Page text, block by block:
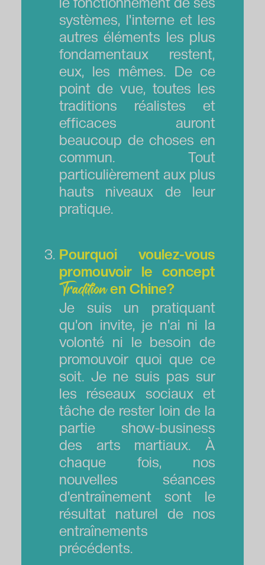
systèmes, l'interne et les
autres éléments les plus
fondamentaux restent,
eux, les mêmes. De ce
point de vue, toutes les
traditions réalistes et
efficaces auront
beaucoup de choses en
commun. Tout
particulièrement aux plus
hauts niveaux de leur
pratique.
Pourquoi voulez-vous
promouvoir le concept
Traditionen Chine?
Je suis un pratiquant
qu'on invite, je n'ai ni la
volonté ni le besoin de
promouvoir quoi que ce
soit. Je ne suis pas sur
les réseaux sociaux et
tâche de rester loin de la
partie show-business
des arts martiaux. À
chaque fois, nos
nouvelles séances
d'entraînement sont le
résultat naturel de nos
entraînements
précédents.